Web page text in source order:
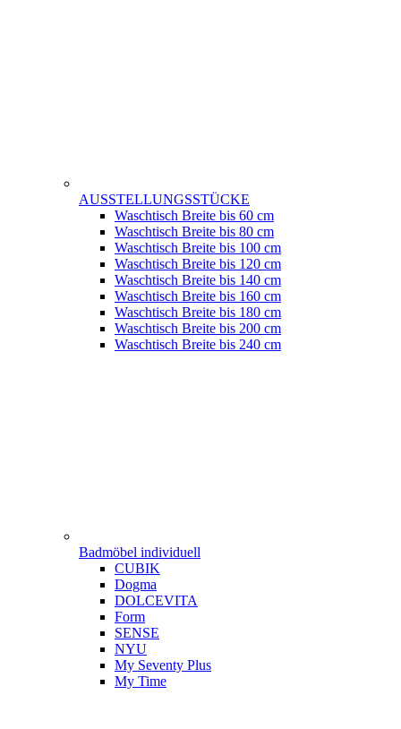
AUSSTELLUNGSSTÜCKE
Waschtisch Breite bis 60 cm
Waschtisch Breite bis 80 cm
Waschtisch Breite bis 100 cm
Waschtisch Breite bis 120 cm
Waschtisch Breite bis 140 cm
Waschtisch Breite bis 160 cm
Waschtisch Breite bis 180 cm
Waschtisch Breite bis 200 cm
Waschtisch Breite bis 240 cm
Badmöbel individuell
CUBIK
Dogma
DOLCEVITA
Form
SENSE
NYU
My Seventy Plus
My Time